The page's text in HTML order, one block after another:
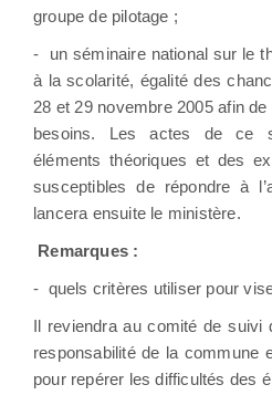
groupe de pilotage ;
-
un séminaire national sur le
à la scolarité, égalité des
28 et 29 novembre 2005 afin
besoins. Les actes de ce
éléments théoriques et des
susceptibles de répondre à
lancera ensuite le ministère.
Remarques :
- quels critères utiliser pour
Il reviendra au comité de suivi
responsabilité de la commune
pour repérer les difficultés des